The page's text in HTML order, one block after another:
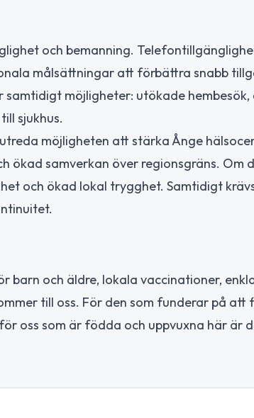
och bemanning.
målsättningar att förbättra snabb
samtidigt möjligheter: utökade
sjukhus.
möjligheten att stärka Ånge
samverkan över regionsgräns. Om
och ökad lokal trygghet. Samtidigt
barn och äldre, lokala vaccinationer,
till oss. För den som funderar på att
oss som är födda och uppvuxna här är